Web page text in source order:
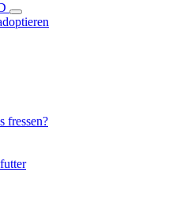
fressen?